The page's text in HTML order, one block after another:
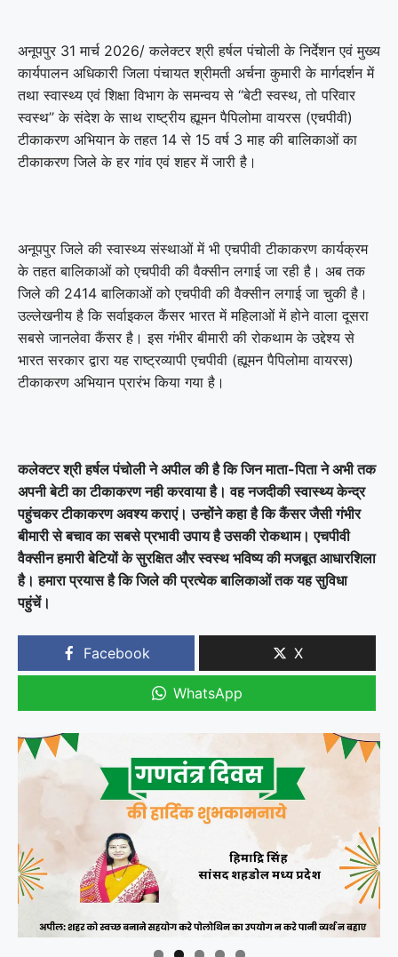
अनूपपुर 31 मार्च 2026/ कलेक्टर श्री हर्षल पंचोली के निर्देशन एवं मुख्य
कार्यपालन अधिकारी जिला पंचायत श्रीमती अर्चना कुमारी के मार्गदर्शन में
तथा स्वास्थ्य एवं शिक्षा विभाग के समन्वय से ‘‘बेटी स्वस्थ, तो परिवार
स्वस्थ’’ के संदेश के साथ राष्ट्रीय ह्यूमन पैपिलोमा वायरस (एचपीवी)
टीकाकरण अभियान के तहत 14 से 15 वर्ष 3 माह की बालिकाओं का
टीकाकरण जिले के हर गांव एवं शहर में जारी है।
अनूपपुर जिले की स्वास्थ्य संस्थाओं में भी एचपीवी टीकाकरण कार्यक्रम
के तहत बालिकाओं को एचपीवी की वैक्सीन लगाई जा रही है। अब तक
जिले की 2414 बालिकाओं को एचपीवी की वैक्सीन लगाई जा चुकी है।
उल्लेखनीय है कि सर्वाइकल कैंसर भारत में महिलाओं में होने वाला दूसरा
सबसे जानलेवा कैंसर है। इस गंभीर बीमारी की रोकथाम के उद्देश्य से
भारत सरकार द्वारा यह राष्ट्रव्यापी एचपीवी (ह्यूमन पैपिलोमा वायरस)
टीकाकरण अभियान प्रारंभ किया गया है।
कलेक्टर श्री हर्षल पंचोली ने अपील की है कि जिन माता-पिता ने अभी तक
अपनी बेटी का टीकाकरण नही करवाया है। वह नजदीकी स्वास्थ्य केन्द्र
पहुंचकर टीकाकरण अवश्य कराएं। उन्होंने कहा है कि कैंसर जैसी गंभीर
बीमारी से बचाव का सबसे प्रभावी उपाय है उसकी रोकथाम। एचपीवी
वैक्सीन हमारी बेटियों के सुरक्षित और स्वस्थ भविष्य की मजबूत आधारशिला
है। हमारा प्रयास है कि जिले की प्रत्येक बालिकाओं तक यह सुविधा
पहुंचें।
Facebook X
WhatsApp